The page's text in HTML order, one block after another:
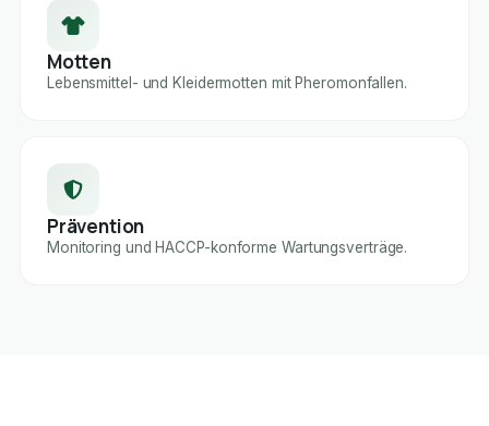
Motten
Lebensmittel- und Kleidermotten mit Pheromonfallen.
Prävention
Monitoring und HACCP-konforme Wartungsverträge.